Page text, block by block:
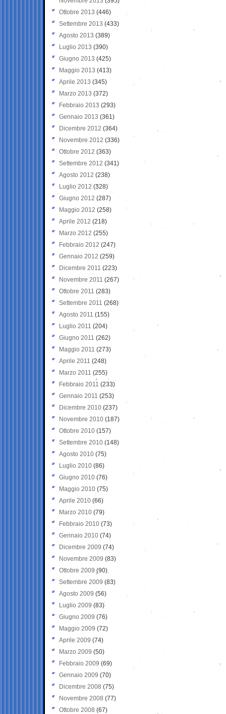
Ottobre 2013 (446)
Settembre 2013 (433)
Agosto 2013 (389)
Luglio 2013 (390)
Giugno 2013 (425)
Maggio 2013 (413)
Aprile 2013 (345)
Marzo 2013 (372)
Febbraio 2013 (293)
Gennaio 2013 (361)
Dicembre 2012 (364)
Novembre 2012 (336)
Ottobre 2012 (363)
Settembre 2012 (341)
Agosto 2012 (238)
Luglio 2012 (328)
Giugno 2012 (287)
Maggio 2012 (258)
Aprile 2012 (218)
Marzo 2012 (255)
Febbraio 2012 (247)
Gennaio 2012 (259)
Dicembre 2011 (223)
Novembre 2011 (267)
Ottobre 2011 (283)
Settembre 2011 (268)
Agosto 2011 (155)
Luglio 2011 (204)
Giugno 2011 (262)
Maggio 2011 (273)
Aprile 2011 (248)
Marzo 2011 (255)
Febbraio 2011 (233)
Gennaio 2011 (253)
Dicembre 2010 (237)
Novembre 2010 (187)
Ottobre 2010 (157)
Settembre 2010 (148)
Agosto 2010 (75)
Luglio 2010 (86)
Giugno 2010 (76)
Maggio 2010 (75)
Aprile 2010 (66)
Marzo 2010 (79)
Febbraio 2010 (73)
Gennaio 2010 (74)
Dicembre 2009 (74)
Novembre 2009 (83)
Ottobre 2009 (90)
Settembre 2009 (83)
Agosto 2009 (56)
Luglio 2009 (83)
Giugno 2009 (76)
Maggio 2009 (72)
Aprile 2009 (74)
Marzo 2009 (50)
Febbraio 2009 (69)
Gennaio 2009 (70)
Dicembre 2008 (75)
Novembre 2008 (77)
Ottobre 2008 (67)